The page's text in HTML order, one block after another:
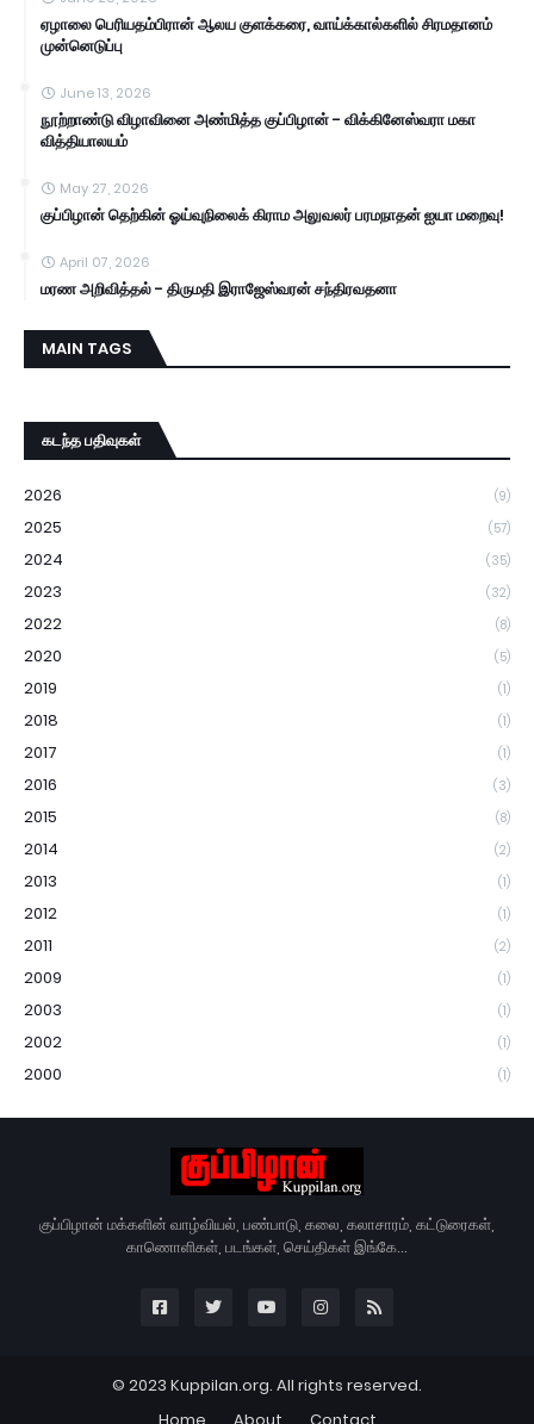
ஏழாலை பெரியதம்பிரான் ஆலய குளக்கரை, வாய்க்கால்களில் சிரமதானம்
முன்னெடுப்பு
June 13, 2026
நூற்றாண்டு விழாவினை அண்மித்த குப்பிழான் - விக்கினேஸ்வரா மகா
வித்தியாலயம்
May 27, 2026
குப்பிழான் தெற்கின் ஓய்வுநிலைக் கிராம அலுவலர் பரமநாதன் ஐயா மறைவு!
April 07, 2026
மரண அறிவித்தல் - திருமதி இராஜேஸ்வரன் சந்திரவதனா
MAIN TAGS
கடந்த பதிவுகள்
2026 (9)
2025 (57)
2024 (35)
2023 (32)
2022 (8)
2020 (5)
2019 (1)
2018 (1)
2017 (1)
2016 (3)
2015 (8)
2014 (2)
2013 (1)
2012 (1)
2011 (2)
2009 (1)
2003 (1)
2002 (1)
2000 (1)
குப்பிழான் மக்களின் வாழ்வியல், பண்பாடு, கலை, கலாசாரம், கட்டுரைகள்,
காணொளிகள், படங்கள், செய்திகள் இங்கே...
© 2023 Kuppilan.org. All rights reserved.